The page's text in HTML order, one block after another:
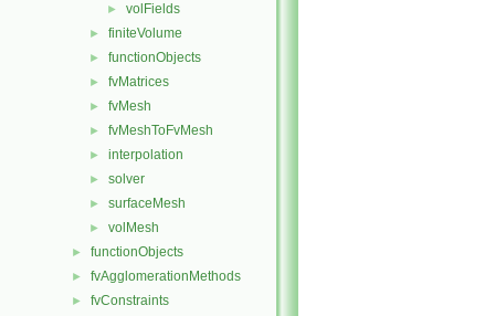
► volFields
► finiteVolume
► functionObjects
► fvMatrices
► fvMesh
► fvMeshToFvMesh
► interpolation
► solver
► surfaceMesh
► volMesh
► functionObjects
► fvAgglomerationMethods
► fvConstraints